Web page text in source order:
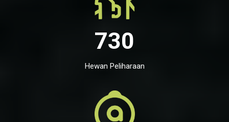
730
Hewan Peliharaan